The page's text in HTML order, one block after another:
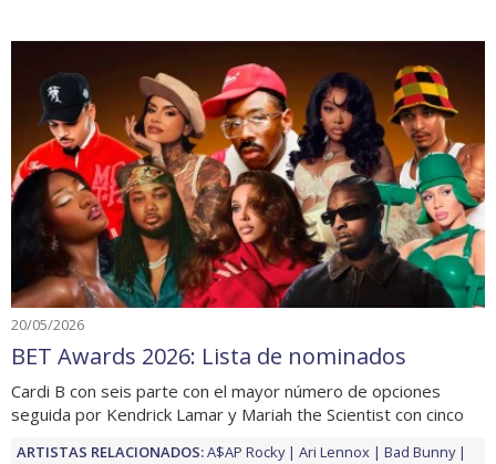
20/05/2026
BET Awards 2026: Lista de nominados
Cardi B con seis parte con el mayor número de opciones
seguida por Kendrick Lamar y Mariah the Scientist con cinco
ARTISTAS RELACIONADOS:A$AP Rocky Ari Lennox
Bad Bunny